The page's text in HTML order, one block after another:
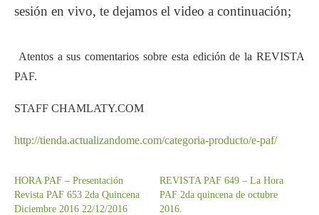
sesión en vivo, te dejamos el video a continuación;
Este archivo de video no
Atentos a sus comentarios sobre esta edición de la REVISTA
PAF.
STAFF CHAMLATY.COM
http://tienda.actualizandome.com/categoria-producto/e-paf/
HORA PAF – Presentación
Revista PAF 653 2da Quincena
Diciembre 2016 22/12/2016
REVISTA PAF 649 – La Hora
PAF 2da quincena de octubre
2016.